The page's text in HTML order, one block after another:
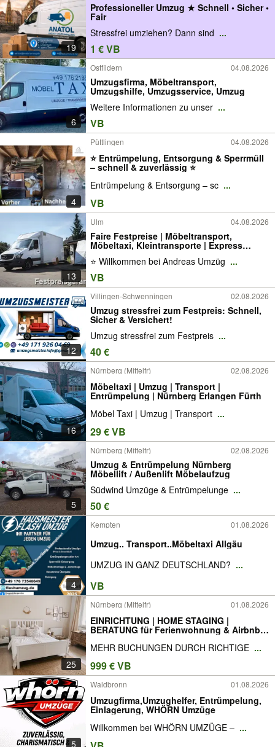
19
Professioneller Umzug ★ Schnell • Sicher •
Fair
Stressfrei umziehen? Dann sind ...
1 € VB
6
Ostfildern 04.08.2026
Umzugsfirma, Möbeltransport,
Umzugshilfe, Umzugsservice, Umzug
Weitere Informationen zu unser ...
VB
4
Püttlingen 04.08.2026
⭐ Entrümpelung, Entsorgung & Sperrmüll
– schnell & zuverlässig ⭐
Entrümpelung & Entsorgung – sc ...
VB
13
Ulm 04.08.2026
Faire Festpreise | Möbeltransport,
Möbeltaxi, Kleintransporte | Express
Transporte mit Fahrer
⭐ Willkommen bei Andreas Umzüg ...
VB
12
Villingen-Schwenningen 02.08.2026
Umzug stressfrei zum Festpreis: Schnell,
Sicher & Versichert!
Umzug stressfrei zum Festpreis ...
40 €
16
Nürnberg (Mittelfr) 02.08.2026
Möbeltaxi | Umzug | Transport |
Entrümpelung | Nürnberg Erlangen Fürth
Möbel Taxi | Umzug | Transport ...
29 € VB
5
Nürnberg (Mittelfr) 02.08.2026
Umzug & Entrümpelung Nürnberg
Möbellift / Außenlift Möbelaufzug
Südwind Umzüge & Entrümpelunge ...
50 €
4
Kempten 01.08.2026
Umzug.. Transport..Möbeltaxi Allgäu
UMZUG IN GANZ DEUTSCHLAND? ...
VB
25
Nürnberg (Mittelfr) 01.08.2026
EINRICHTUNG | HOME STAGING |
BERATUNG für Ferienwohnung & Airbnb |
GESTALTUNGSPROFI | professioneller
INNENEINRICHTER für
EIGENTUMSWOHNUNG, FERIENHAUS,
AUSLANDSIMMOBILIE, HOTEL
MEHR BUCHUNGEN DURCH RICHTIGE ...
999 € VB
5
Waldbronn 01.08.2026
Umzugfirma,Umzughelfer, Entrümpelung,
Einlagerung, WHÖRN Umzüge
Willkommen bei WHÖRN UMZÜGE – ...